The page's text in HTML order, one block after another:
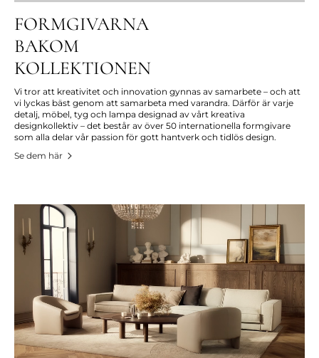
FORMGIVARNA
BAKOM
KOLLEKTIONEN
Vi tror att kreativitet och innovation gynnas av samarbete – och att
vi lyckas bäst genom att samarbeta med varandra. Därför är varje
detalj, möbel, tyg och lampa designad av vårt kreativa
designkollektiv – det består av över 50 internationella formgivare
som alla delar vår passion för gott hantverk och tidlös design.
Se dem här